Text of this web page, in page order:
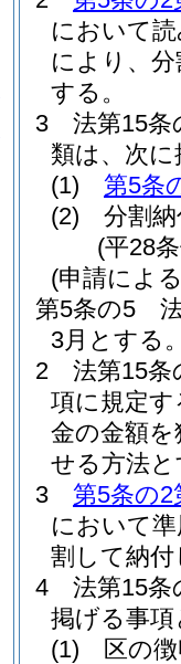
において
により、
する。
3
法第15条
類は、次
(1)
第5条
(2)
分割
(平28
(申請によ
第5条の5
3月とする
2
法第15条
項に規定
金の金額
せる方法
3
第5条の2
において
割して納
4
法第15
掲げる事
(1)
区の